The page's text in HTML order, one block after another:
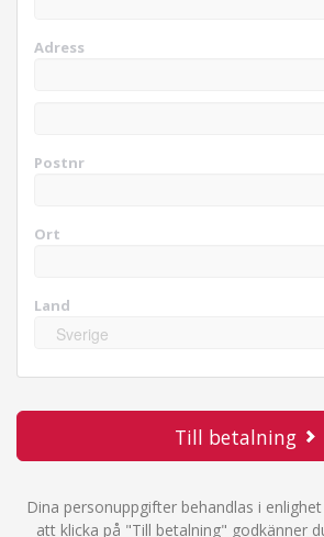
Adress
Postnr
Ort
Land
Till betalning
Dina personuppgifter behandlas i
att klicka på "Till betalning" godkänner